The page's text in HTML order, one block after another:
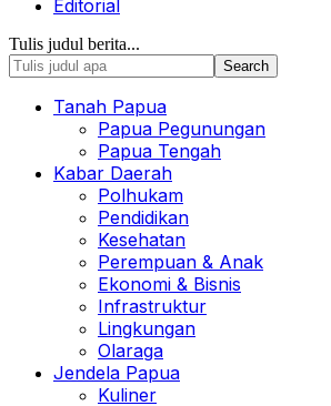
Editorial
Tulis judul berita...
Tanah Papua
Papua Pegunungan
Papua Tengah
Kabar Daerah
Polhukam
Pendidikan
Kesehatan
Perempuan & Anak
Ekonomi & Bisnis
Infrastruktur
Lingkungan
Olaraga
Jendela Papua
Kuliner